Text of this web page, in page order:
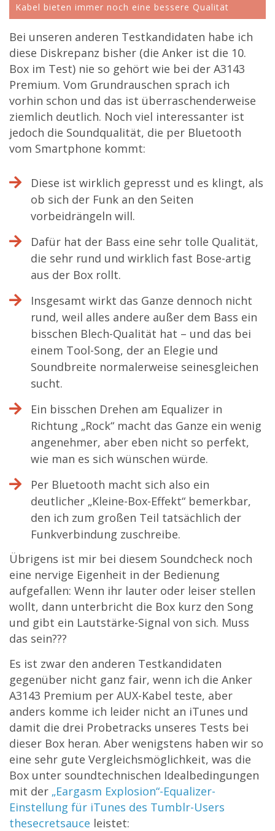
Kabel bieten immer noch eine bessere Qualität
Bei unseren anderen Testkandidaten habe ich
diese Diskrepanz bisher (die Anker ist die 10.
Box im Test) nie so gehört wie bei der A3143
Premium. Vom Grundrauschen sprach ich
vorhin schon und das ist überraschenderweise
ziemlich deutlich. Noch viel interessanter ist
jedoch die Soundqualität, die per Bluetooth
vom Smartphone kommt:
Diese ist wirklich gepresst und es klingt, als
ob sich der Funk an den Seiten
vorbeidrängeln will.
Dafür hat der Bass eine sehr tolle Qualität,
die sehr rund und wirklich fast Bose-artig
aus der Box rollt.
Insgesamt wirkt das Ganze dennoch nicht
rund, weil alles andere außer dem Bass ein
bisschen Blech-Qualität hat – und das bei
einem Tool-Song, der an Elegie und
Soundbreite normalerweise seinesgleichen
sucht.
Ein bisschen Drehen am Equalizer in
Richtung „Rock“ macht das Ganze ein wenig
angenehmer, aber eben nicht so perfekt,
wie man es sich wünschen würde.
Per Bluetooth macht sich also ein
deutlicher „Kleine-Box-Effekt“ bemerkbar,
den ich zum großen Teil tatsächlich der
Funkverbindung zuschreibe.
Übrigens ist mir bei diesem Soundcheck noch
eine nervige Eigenheit in der Bedienung
aufgefallen: Wenn ihr lauter oder leiser stellen
wollt, dann unterbricht die Box kurz den Song
und gibt ein Lautstärke-Signal von sich. Muss
das sein???
Es ist zwar den anderen Testkandidaten
gegenüber nicht ganz fair, wenn ich die Anker
A3143 Premium per AUX-Kabel teste, aber
anders komme ich leider nicht an iTunes und
damit die drei Probetracks unseres Tests bei
dieser Box heran. Aber wenigstens haben wir so
eine sehr gute Vergleichsmöglichkeit, was die
Box unter soundtechnischen Idealbedingungen
mit der „Eargasm Explosion“-Equalizer-
Einstellung für iTunes des Tumblr-Users
thesecretsauce leistet: